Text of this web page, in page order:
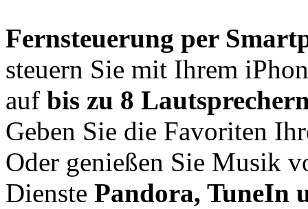
Fernsteuerung per
steuern Sie mit Ihrem
auf bis zu 8
Geben Sie die Favoriten
Oder genießen Sie Musik
Dienste Pandora, TuneIn